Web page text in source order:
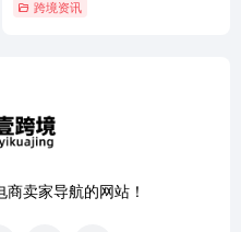
跨境资讯
卖家导航的网站！